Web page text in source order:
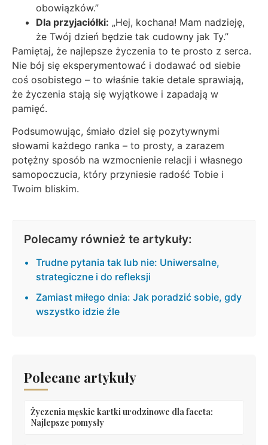
obowiązków.”
Dla przyjaciółki: „Hej, kochana! Mam nadzieję,
że Twój dzień będzie tak cudowny jak Ty.”
Pamiętaj, że najlepsze życzenia to te prosto z serca.
Nie bój się eksperymentować i dodawać od siebie
coś osobistego – to właśnie takie detale sprawiają,
że życzenia stają się wyjątkowe i zapadają w
pamięć.
Podsumowując, śmiało dziel się pozytywnymi
słowami każdego ranka – to prosty, a zarazem
potężny sposób na wzmocnienie relacji i własnego
samopoczucia, który przyniesie radość Tobie i
Twoim bliskim.
Polecamy również te artykuły:
Trudne pytania tak lub nie: Uniwersalne,
strategiczne i do refleksji
Zamiast miłego dnia: Jak poradzić sobie, gdy
wszystko idzie źle
Polecane artykuły
Życzenia męskie kartki urodzinowe dla faceta:
Najlepsze pomysły